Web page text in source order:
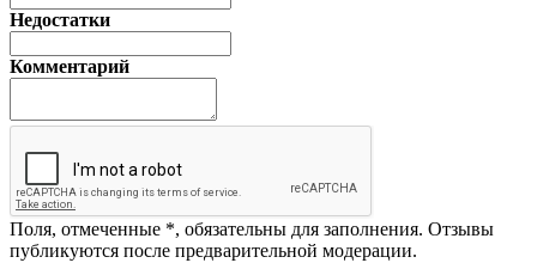
Недостатки
Комментарий
Поля, отмеченные *, обязательны для заполнения. Отзывы
публикуются после предварительной модерации.